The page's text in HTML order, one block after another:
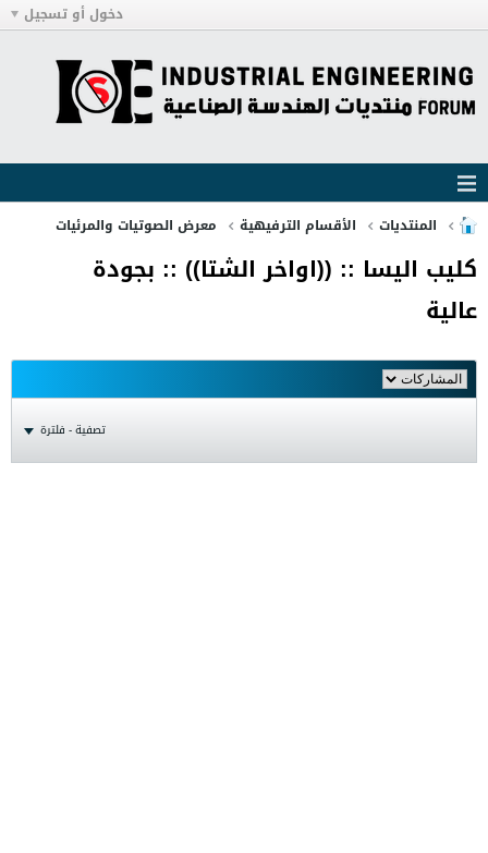
دخول أو تسجيل
المنتديات الأقسام الترفيهية معرض الصوتيات والمرئيات
كليب اليسا :: ((اواخر الشتا)) :: بجودة
عالية
تصفية - فلترة